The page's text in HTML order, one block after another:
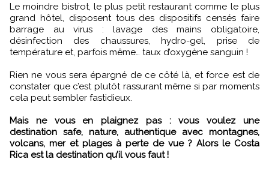
Le moindre bistrot, le plus petit restaurant comme le plus
grand hôtel, disposent tous des dispositifs censés faire
barrage au virus : lavage des mains obligatoire,
désinfection des chaussures, hydro-gel, prise de
température et, parfois même… taux d’oxygène sanguin !
Rien ne vous sera épargné de ce côté là, et force est de
constater que c’est plutôt rassurant même si par moments
cela peut sembler fastidieux.
Mais ne vous en plaignez pas : vous voulez une
destination safe, nature, authentique avec montagnes,
volcans, mer et plages à perte de vue ? Alors le Costa
Rica est la destination qu’il vous faut !